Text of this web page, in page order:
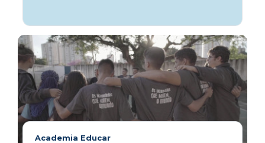
Academia Educar